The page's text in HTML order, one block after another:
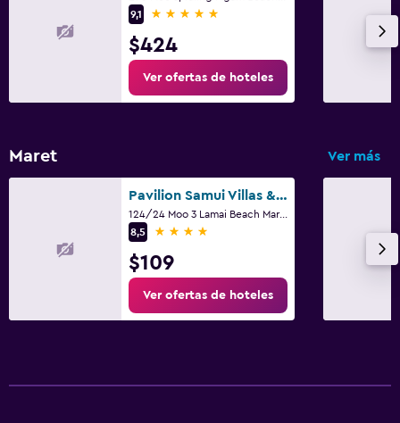
9,1
5 estrellas
$424
Ver ofertas de hoteles
Maret Ver más
Pavilion Samui Villas & Resort
124/24 Moo 3 Lamai Beach Maret, Ko Samui
8,5
4 estrellas
$109
Ver ofertas de hoteles